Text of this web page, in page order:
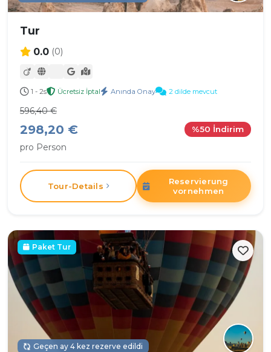
Tur
0.0 (0)
1 - 2s Ücretsiz İptal Anında Onay 2 dilde mevcut
596,40 €
298,20 €
pro Person
%50 İndirim
Tour-Details
Reservierung
vornehmen
Paket Tur
Geçen ay 4 kez rezerve edildi